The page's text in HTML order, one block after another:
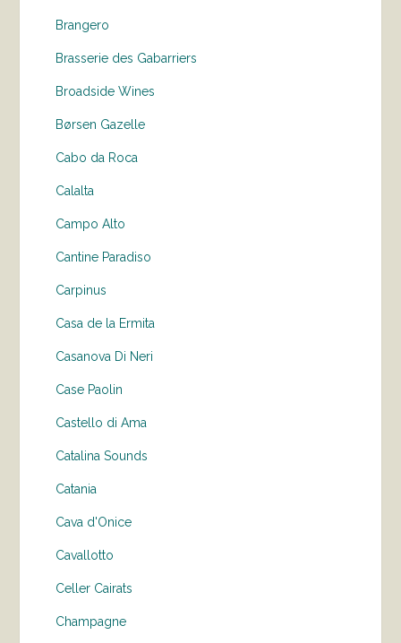
Brangero
Brasserie des Gabarriers
Broadside Wines
Børsen Gazelle
Cabo da Roca
Calalta
Campo Alto
Cantine Paradiso
Carpinus
Casa de la Ermita
Casanova Di Neri
Case Paolin
Castello di Ama
Catalina Sounds
Catania
Cava d'Onice
Cavallotto
Celler Cairats
Champagne